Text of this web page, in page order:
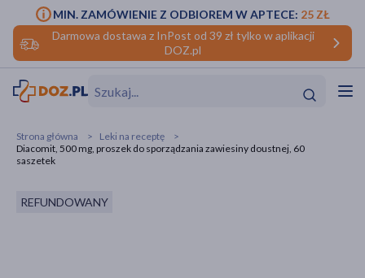
Darmowa dostawa z InPost od 39 zł tylko w aplikacji
DOZ.pl
MIN. ZAMÓWIENIE Z ODBIOREM W APTECE: 25 ZŁ
Hit
makijażu
Strona główna
Leki na receptę
Diacomit, 500 mg, proszek do sporządzania zawiesiny doustnej, 60
saszetek
REFUNDOWANY